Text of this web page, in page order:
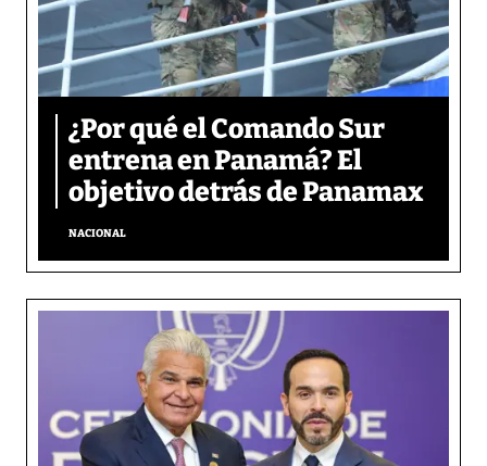
¿Por qué el Comando Sur
entrena en Panamá? El
objetivo detrás de Panamax
NACIONAL